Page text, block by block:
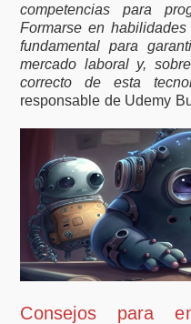
competencias para
Formarse en
fundamental para
mercado laboral y,
correcto de esta
responsable de Udemy
Consejos para